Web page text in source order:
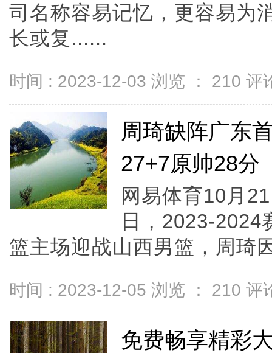
司名称容易记忆，更容易为
长或复......
时间 : 2023-12-03 浏览 ： 210 评
周琦缺阵广东
27+7原帅28分
网易体育10月
日，2023-2024
篮主场迎战山西男篮，周琦
时间 : 2023-12-05 浏览 ： 210 评
免费畅享精彩